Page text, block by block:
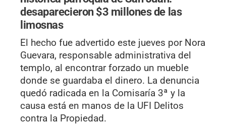
desaparecieron $3 millones de las
limosnas
El hecho fue advertido este jueves por Nora
Guevara, responsable administrativa del
templo, al encontrar forzado un mueble
donde se guardaba el dinero. La denuncia
quedó radicada en la Comisaría 3ª y la
causa está en manos de la UFI Delitos
contra la Propiedad.